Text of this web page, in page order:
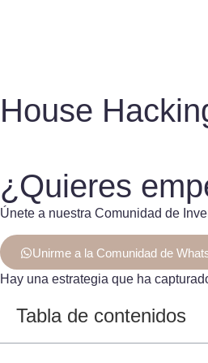
House
¿Quieres
Únete a nuestra Comunidad de
Unirme a la Comunidad de
Hay una estrategia que ha
Tabla de contenidos